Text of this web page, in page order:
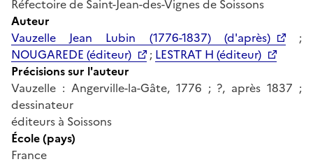
Réfectoire de Saint-Jean-des-Vignes de Soissons
Auteur
Vauzelle Jean Lubin (1776-1837) (d'après)
;
NOUGAREDE (éditeur)
; LESTRAT H (éditeur)
Précisions sur l'auteur
Vauzelle : Angerville-la-Gâte, 1776 ; ?, après 1837 ;
dessinateur
éditeurs à Soissons
École (pays)
France